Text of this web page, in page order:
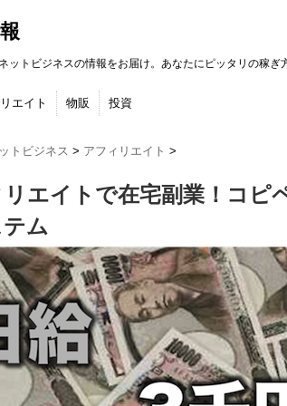
ットビジネスの情報をお届け。あなたにピッタリの稼ぎ
エイト 物販 投資
トビジネス > アフィリエイト >
エイトで在宅副業！コピ
ム